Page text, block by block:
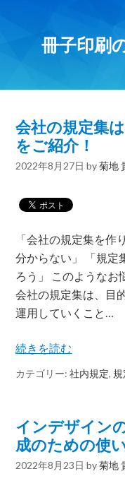
冊子印刷
会社の規定集
をご紹介！
2022年8月27日 by菊地
「会社の規定集を
分からない」 「規定
ろう」 このようなお
会社の規定集は、目
運用していくこと…
続きを読む
カテゴリー:社内規定,
インデザイン
成のための使
2022年8月23日 by菊地